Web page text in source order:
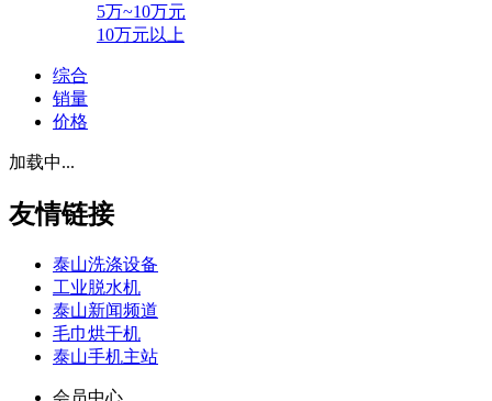
5万~10万元
10万元以上
综合
销量
价格
加载中...
友情链接
泰山洗涤设备
工业脱水机
泰山新闻频道
毛巾烘干机
泰山手机主站
会员中心